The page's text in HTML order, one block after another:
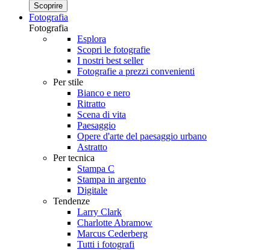
Scoprire
Fotografia
Fotografia
Esplora
Scopri le fotografie
I nostri best seller
Fotografie a prezzi convenienti
Per stile
Bianco e nero
Ritratto
Scena di vita
Paesaggio
Opere d'arte del paesaggio urbano
Astratto
Per tecnica
Stampa C
Stampa in argento
Digitale
Tendenze
Larry Clark
Charlotte Abramow
Marcus Cederberg
Tutti i fotografi